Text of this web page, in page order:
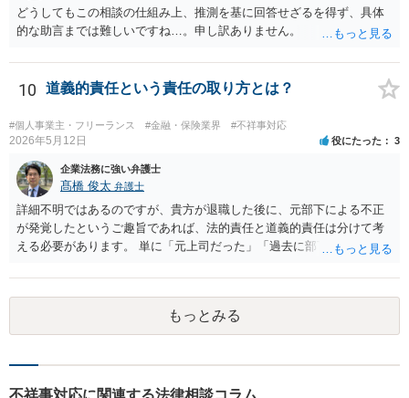
どうしてもこの相談の仕組み上、推測を基に回答せざるを得ず、具体
的な助言までは難しいですね…。申し訳ありません。
10 道義的責任という責任の取り方とは？
#個人事業主・フリーランス #金融・保険業界 #不祥事対応
2026年5月12日 役にたった 3
企業法務に強い弁護士
髙橋 俊太 弁護士
詳細不明ではあるのですが、貴方が退職した後に、元部下による不正
が発覚したというご趣旨であれば、法的責任と道義的責任は分けて考
える必要があります。 単に「元上司だった」「過去に部下だった」と
りません。会社が貴方に損害賠償請求をするには、在職中の管理監督
義務違反、引継ぎの不備、不正の兆候を知りながら放置したことな
ど、具体的な義務違反と損害との因果関係を主張・立証する必要があ
ります。なお、在職中から会計処理や現金管理の不自然さを認識して
能性はあるでしょう。 対応としては、まず会社から何を求められてい
もっとみる
不祥事対応に関連する法律相談コラム